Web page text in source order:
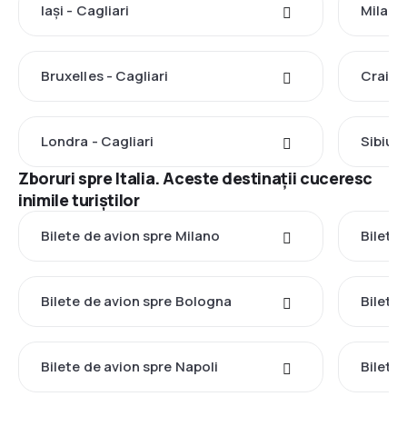
Iași - Cagliari
Bruxelles - Cagliari
Londra - Cagliari Sibiu
Zboruri spre Italia. Aceste destinații cuceresc
inimile turiștilor
Bilete de avion spre Milano Bilete
Bilete de avion spre Bologna Bilete
Bilete de avion spre Napoli Bilete